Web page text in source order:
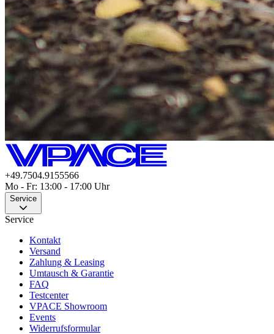
+49.7504.9155566
Mo - Fr: 13:00 - 17:00 Uhr
Service
Service
Kontakt
Versand
Zahlung & Leasing
Umtausch & Garantie
FAQ
Testcenter
VPACE Showroom
Events
Widerrufsformular